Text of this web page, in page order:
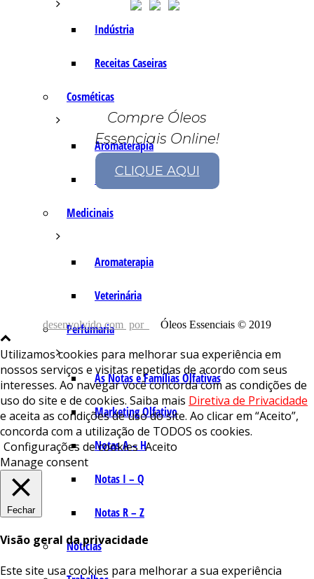
Indústria
Receitas Caseiras
Cosméticas
Aromaterapia
Fórmulas Caseiras
Medicinais
Aromaterapia
Veterinária
Perfumaria
As Notas e Famílias Olfativas
Marketing Olfativo
Notas A – H
Notas I – Q
Notas R – Z
Notícias
Compre Óleos
Essenciais Online!
CLIQUE AQUI
desenvolvido com por Óleos Essenciais © 2019
Utilizamos cookies para melhorar sua experiência em
nossos serviços e visitas repetidas de acordo com seus
interesses. Ao navegar você concorda com as condições de
uso do site e de cookies. Saiba mais Diretiva de Privacidade
e aceita as condições de uso do site. Ao clicar em “Aceito”,
concorda com a utilização de TODOS os cookies.
Configurações de cookies Aceito
Manage consent
Fechar
Visão geral da privacidade
Este site usa cookies para melhorar a sua experiência